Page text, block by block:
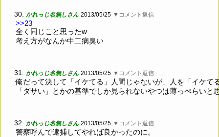
30. かれっじ名無しさん 2013/05/25 ▼コメント返信
>>23
全く同じこと思ったw
考え方がなんか中二病臭い
31. かれっじ名無しさん 2013/05/25 ▼コメント返信
俺だって決して「イケてる」人間じゃないが、人を「イケて
「ダサい」とかの基準でしか見られないやつは薄っぺらいと
32. かれっじ名無しさん 2013/05/25 ▼コメント返信
警察呼んで逮捕してやれば良かったのに。